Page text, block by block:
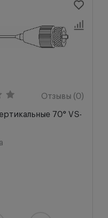
Отзывы (0)
70° VS-